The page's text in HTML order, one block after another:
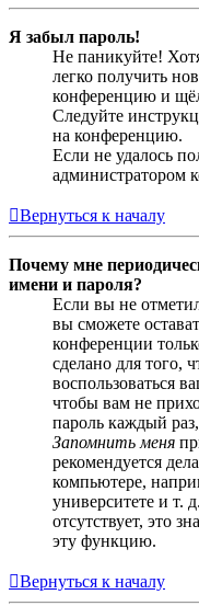
Я забыл пароль!
Не паникуйте!
легко получить
конференцию и
Следуйте
на конференцию.
Если не удалось
администратором
Вернуться к началу
Почему мне
имени и пароля?
Если вы не
вы сможете
конференции
сделано для того,
воспользоваться
чтобы вам не
пароль каждый
Запомнить меня
рекомендуется
компьютере,
университете и т.
отсутствует, это
эту функцию.
Вернуться к началу